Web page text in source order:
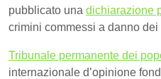
pubblicato una dichiarazione
crimini commessi a danno dei
Tribunale permanente dei
internazionale d’opinione